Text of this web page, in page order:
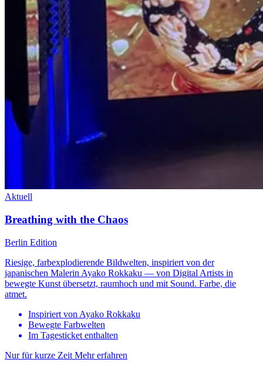
Aktuell
Breathing with the Chaos
Berlin Edition
Riesige, farbexplodierende Bildwelten, inspiriert von der
japanischen Malerin Ayako Rokkaku — von Digital Artists in
bewegte Kunst übersetzt, raumhoch und mit Sound. Farbe, die
atmet.
Inspiriert von Ayako Rokkaku
Bewegte Farbwelten
Im Tagesticket enthalten
Nur für kurze Zeit Mehr erfahren